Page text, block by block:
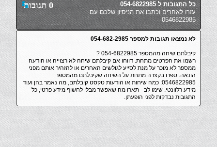
0 תגובות
כל התגובות ל 054-6822985
עזרו לאחרים וכתבו את הניסיון שלכם עם
0546822985
לא נמצאו תגובות למספר 054-682-2985
קיבלתם שיחה מהמספר 054-6822985 ?
רשמו את הפרטים מתחת. דווחו אם קיבלתם שיחה לא רצוייה או הודעה
ממספר לא מוכר על מנת לסייע לגולשים האחרים או להזהיר אותם מפני
הונאה. ספרו בקצרה מתחת על השיחה שקיבלתם מהמספר
0546822985: כמה שיחות או הודעות טקסט קיבלתם, מה נאמר בהן ועוד
מידע רלוונטי. שימו לב - תארו מה שאפשר מבלי לחשוף מידע פרטי, כל
התגובות נבדקות לפני הופעתן.